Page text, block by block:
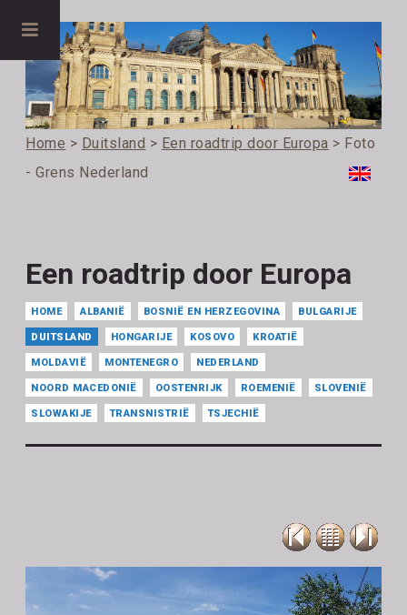
Home > Duitsland > Een roadtrip door Europa > Foto
- Grens Nederland
Een roadtrip door Europa
HOME ALBANIË BOSNIË EN HERZEGOVINA BULGARIJE
DUITSLAND HONGARIJE KOSOVO KROATIË
MOLDAVIË MONTENEGRO NEDERLAND
NOORD MACEDONIË OOSTENRIJK ROEMENIË SLOVENIË
SLOWAKIJE TRANSNISTRIË TSJECHIË